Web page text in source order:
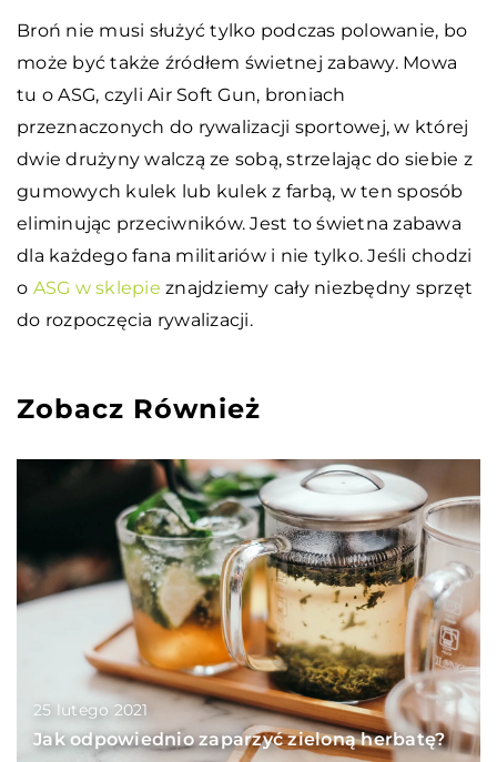
Broń nie musi służyć tylko podczas polowanie, bo
może być także źródłem świetnej zabawy. Mowa
tu o ASG, czyli Air Soft Gun, broniach
przeznaczonych do rywalizacji sportowej, w której
dwie drużyny walczą ze sobą, strzelając do siebie z
gumowych kulek lub kulek z farbą, w ten sposób
eliminując przeciwników. Jest to świetna zabawa
dla każdego fana militariów i nie tylko. Jeśli chodzi
o ASG w sklepie znajdziemy cały niezbędny sprzęt
do rozpoczęcia rywalizacji.
Zobacz Również
25 lutego 2021
Jak odpowiednio zaparzyć zieloną herbatę?